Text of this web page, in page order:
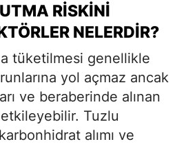
RISKINI
NELERDIR?
tüketilmesi genellikle
yol açmaz ancak
ve beraberinde alınan
Tuzlu
alımı ve